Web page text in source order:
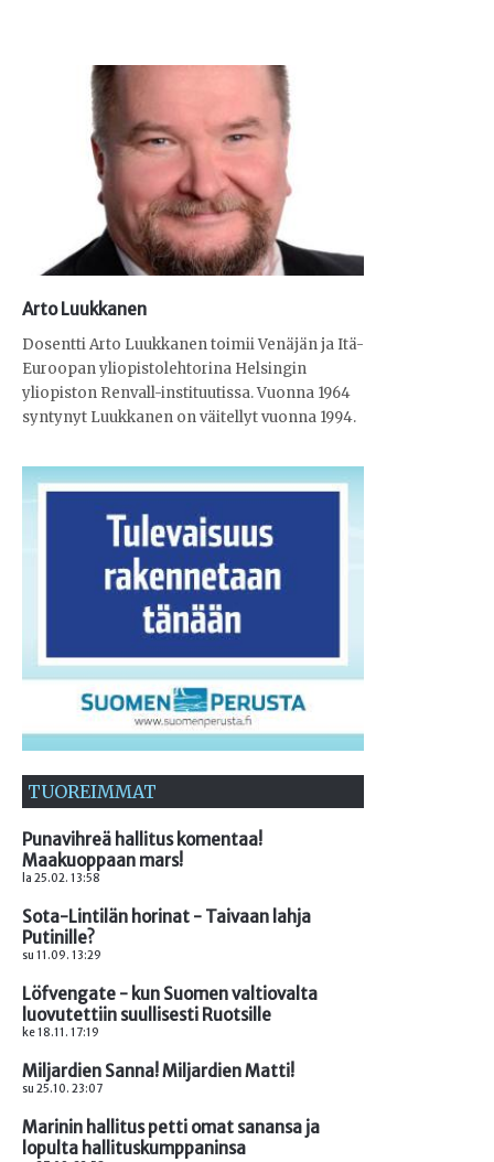
Arto Luukkanen
Dosentti Arto Luukkanen toimii Venäjän ja Itä-
Euroopan yliopistolehtorina Helsingin
yliopiston Renvall-instituutissa. Vuonna 1964
syntynyt Luukkanen on väitellyt vuonna 1994.
TUOREIMMAT
Punavihreä hallitus komentaa!
Maakuoppaan mars!
la 25.02. 13:58
Sota-Lintilän horinat - Taivaan lahja
Putinille?
su 11.09. 13:29
Löfvengate - kun Suomen valtiovalta
luovutettiin suullisesti Ruotsille
ke 18.11. 17:19
Miljardien Sanna! Miljardien Matti!
su 25.10. 23:07
Marinin hallitus petti omat sanansa ja
lopulta hallituskumppaninsa